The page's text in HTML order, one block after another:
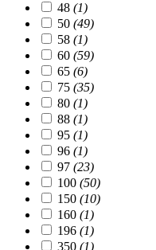
48 (1)
50 (49)
58 (1)
60 (59)
65 (6)
75 (35)
80 (1)
88 (1)
95 (1)
96 (1)
97 (23)
100 (50)
150 (10)
160 (1)
196 (1)
350 (1)